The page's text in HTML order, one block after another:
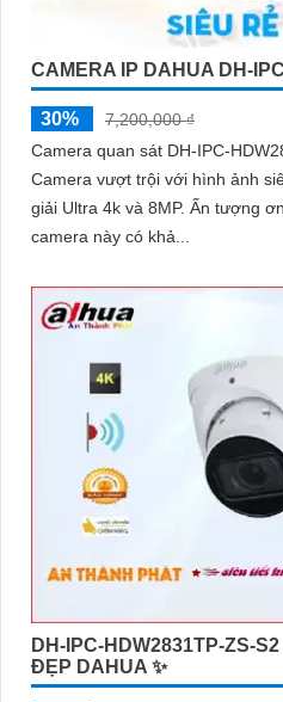
CAMERA IP DAHUA DH-
30%
7,200,000 ₫
Camera quan sát DH-IPC-
Camera vượt trội với hình ảnh
giải Ultra 4k và 8MP. Ấn tượng ơn với những thông số là
camera này có khả...
DH-IPC-HDW2831TP-ZS-
ĐẸP DAHUA ✨